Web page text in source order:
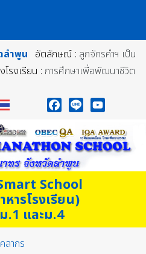
ลำพูน อัตลักษณ์ : ลูกจักรคำฯ เป็น
รงเรียน : การศึกษาเพื่อพัฒนาชีวิต
School
ารโรงเรียน)
.1 และม.4
ลากร